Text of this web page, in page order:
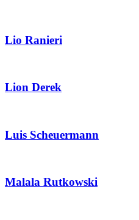
Lio Ranieri
Lion Derek
Luis Scheuermann
Malala Rutkowski